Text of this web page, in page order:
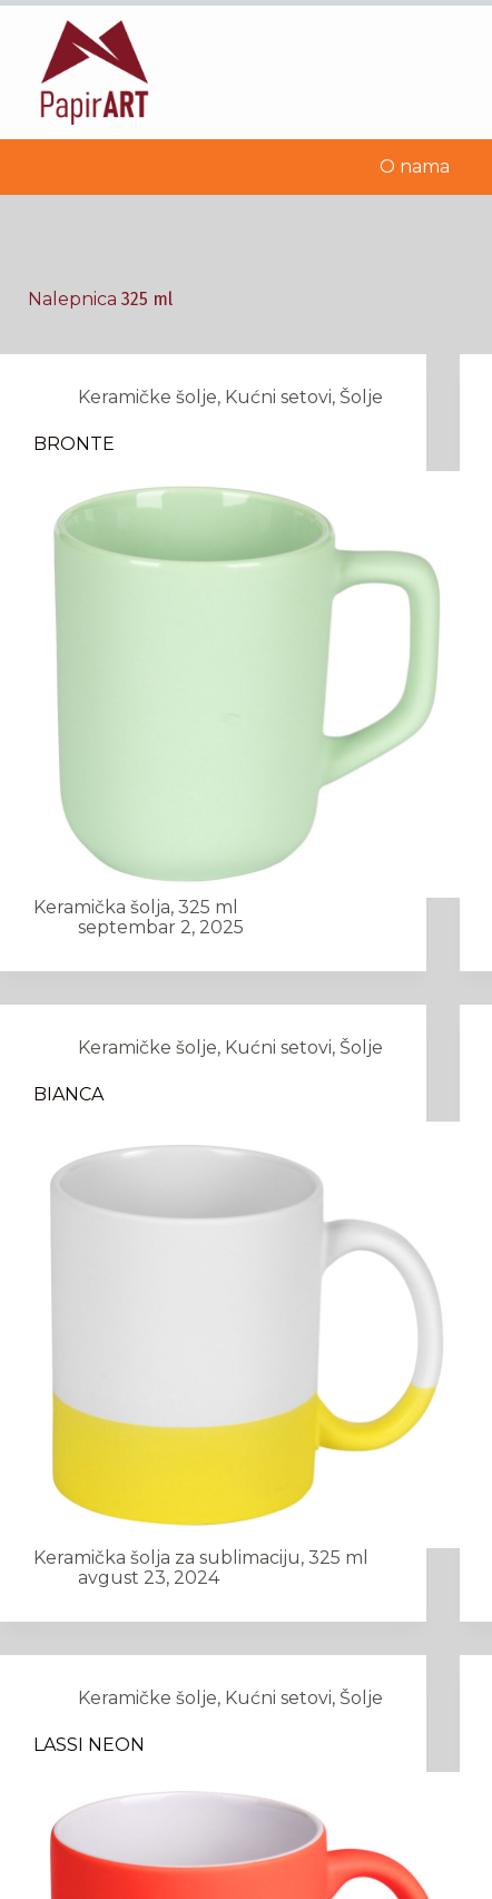
Skip
content
O nama
Nalepnica 325 ml
Keramičke šolje, Kućni setovi, Šolje
BRONTE
Keramička šolja, 325 ml
septembar 2, 2025
Keramičke šolje, Kućni setovi, Šolje
BIANCA
Keramička šolja za sublimaciju, 325 ml
avgust 23, 2024
Keramičke šolje, Kućni setovi, Šolje
LASSI NEON